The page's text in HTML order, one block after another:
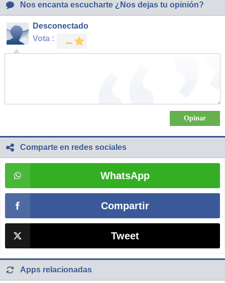
Nos encanta escucharte ¿Nos dejas tu opinión?
Desconectado
Vota :
Comparte en redes sociales
WhatsApp
Compartir
Tweet
Apps relacionadas